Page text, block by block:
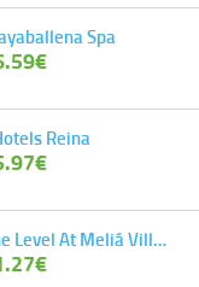
Spa
Reina
Level At Meliá Vill…